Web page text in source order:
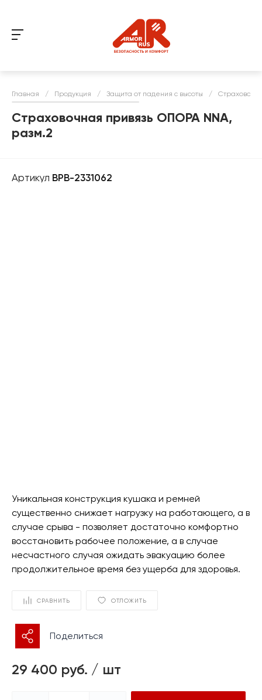
Главная / Продукция / Защита от падения с высоты /
Страховочная привязь ОПОРА NNA,
разм.2
Артикул BPB-2331062
Уникальная конструкция кушака и ремней
существенно снижает нагрузку на работающего, а в
случае срыва - позволяет достаточно комфортно
восстановить рабочее положение, а в случае
несчастного случая ожидать эвакуацию более
продолжительное время без ущерба для здоровья.
СРАВНИТЬ ОТЛОЖИТЬ
Поделиться
29 400 руб. / шт